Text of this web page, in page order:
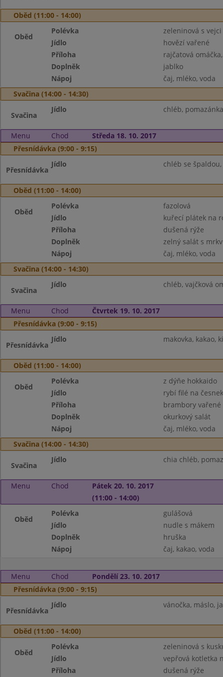
Oběd (11:00 - 14:00)
Oběd
Polévka
zeleninová s vejci
Jídlo
hovězí vařené
Příloha
rajčatová
Doplněk
jablko
Nápoj
čaj, mléko, voda
Svačina (14:00 - 14:30)
Svačina
Jídlo chléb,
Menu Chod
Středa 18. 10. 2017
Přesnídávka (9:00 - 9:15)
Přesnídávka
Jídlo chléb se
Oběd (11:00 - 14:00)
Oběd
Polévka
fazolová
Jídlo
kuřecí plátek na
Příloha
dušená rýže
Doplněk
zelný salát s
Nápoj
čaj, mléko, voda
Svačina (14:00 - 14:30)
Svačina
Jídlo chléb, vajčková
Menu Chod
Čtvrtek 19. 10. 2017
Přesnídávka (9:00 - 9:15)
Přesnídávka
Jídlo makovka, kakao,
Oběd (11:00 - 14:00)
Oběd
Polévka
z dýňe hokkaido
Jídlo
rybí filé na
Příloha
brambory vařené
Doplněk
okurkový salát
Nápoj
čaj, mléko, voda
Svačina (14:00 - 14:30)
Svačina
Jídlo chia chléb,
Menu Chod
Pátek 20. 10. 2017
(11:00 - 14:00)
Oběd
Polévka
gulášová
Jídlo
nudle s mákem
Doplněk
hruška
Nápoj
čaj, kakao, voda
Menu Chod
Pondělí 23. 10. 2017
Přesnídávka (9:00 - 9:15)
Přesnídávka
Jídlo vánočka, máslo,
Oběd (11:00 - 14:00)
Oběd
Polévka
zeleninová s
Jídlo
vepřová kotletka
Příloha
dušená rýže